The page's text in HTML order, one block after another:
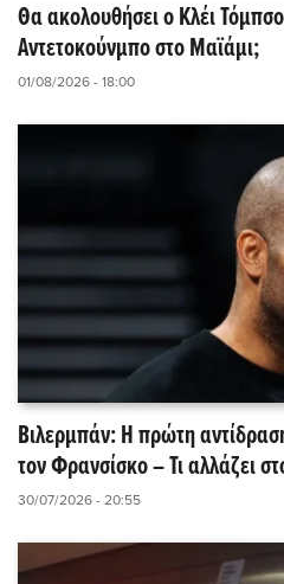
Θα ακολουθήσει ο Κλέι
Αντετοκούνμπο στο Μαϊάμι;
01/08/2026 - 18:00
Βιλερμπάν: Η πρώτη
τον Φρανσίσκο – Τι αλλάζει
30/07/2026 - 20:55